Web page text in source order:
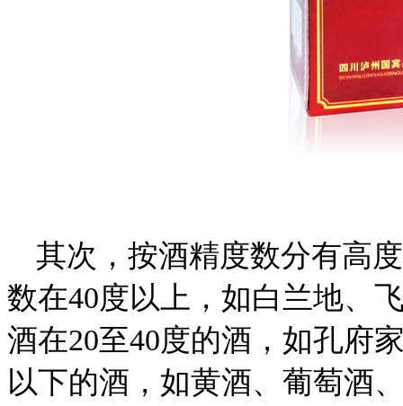
其次，按酒精度数分有高
数在40度以上，如白兰地、
酒在20至40度的酒，如孔府
以下的酒，如黄酒、葡萄酒